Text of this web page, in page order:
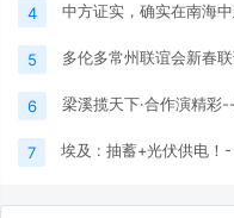
4 中方证实，确实在南海
5 多伦多常州联谊会新春
6 梁溪揽天下·合作演精彩
7 埃及 : 抽蓄+光伏供电！